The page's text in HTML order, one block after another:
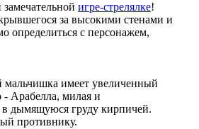
игре-стрелялке!
за высокими стенами и
определиться с персонажем,
имеет увеличенный
Арабелла, милая и
в дымящуюся груду кирпичей.
противнику.